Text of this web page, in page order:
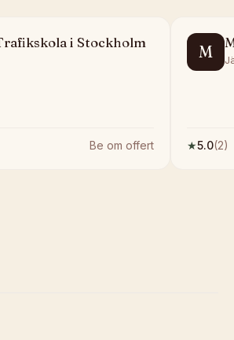
i Stockholm
Be om offert
M
★5.0(2)